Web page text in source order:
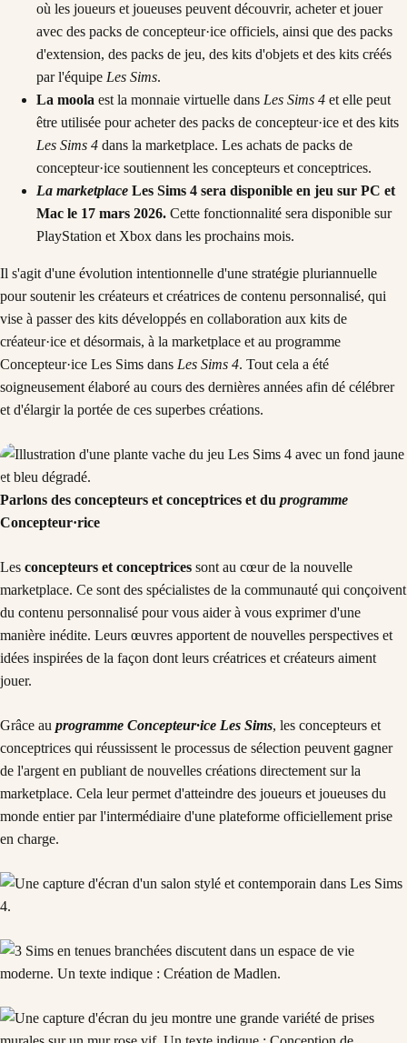
où les joueurs et joueuses peuvent découvrir, acheter et jouer
avec des packs de concepteur·ice officiels, ainsi que des packs
d'extension, des packs de jeu, des kits d'objets et des kits créés
par l'équipe Les Sims.
La moola est la monnaie virtuelle dans Les Sims 4 et elle peut
être utilisée pour acheter des packs de concepteur·ice et des kits
Les Sims 4 dans la marketplace. Les achats de packs de
concepteur·ice soutiennent les concepteurs et conceptrices.
La marketplace Les Sims 4 sera disponible en jeu sur PC et
Mac le 17 mars 2026. Cette fonctionnalité sera disponible sur
PlayStation et Xbox dans les prochains mois.
Il s'agit d'une évolution intentionnelle d'une stratégie pluriannuelle
pour soutenir les créateurs et créatrices de contenu personnalisé, qui
vise à passer des kits développés en collaboration aux kits de
créateur·ice et désormais, à la marketplace et au programme
Concepteur·ice Les Sims dans Les Sims 4. Tout cela a été
soigneusement élaboré au cours des dernières années afin dé célébrer
et d'élargir la portée de ces superbes créations.
Parlons des concepteurs et conceptrices et du programme
Concepteur·rice
Les concepteurs et conceptrices sont au cœur de la nouvelle
marketplace. Ce sont des spécialistes de la communauté qui conçoivent
du contenu personnalisé pour vous aider à vous exprimer d'une
manière inédite. Leurs œuvres apportent de nouvelles perspectives et
idées inspirées de la façon dont leurs créatrices et créateurs aiment
jouer.
Grâce au programme Concepteur·ice Les Sims, les concepteurs et
conceptrices qui réussissent le processus de sélection peuvent gagner
de l'argent en publiant de nouvelles créations directement sur la
marketplace. Cela leur permet d'atteindre des joueurs et joueuses du
monde entier par l'intermédiaire d'une plateforme officiellement prise
en charge.